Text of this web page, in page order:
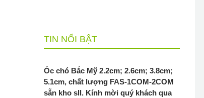
TIN NỔI BẬT
Óc chó Bắc Mỹ 2.2cm; 2.6cm; 3.8cm;
5.1cm, chất lượng FAS-1COM-2COM
sẵn kho sll. Kính mời quý khách qua